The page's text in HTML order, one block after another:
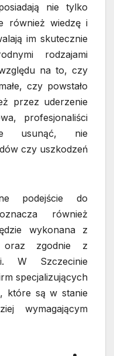
nie tylko
również wiedzę i
im skutecznie
rodzajami
na to, czy
czy powstało
przez uderzenie
profesjonaliści
usunąć, nie
czy uszkodzeń
podejście do
również
wykonana z
oraz zgodnie z
W Szczecinie
specjalizujących
które są w stanie
wymagającym